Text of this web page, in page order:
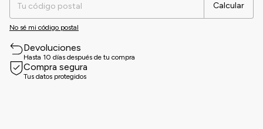
Calcular
No sé mi código postal
Devoluciones
Hasta 10 días después de tu compra
Compra segura
Tus datos protegidos